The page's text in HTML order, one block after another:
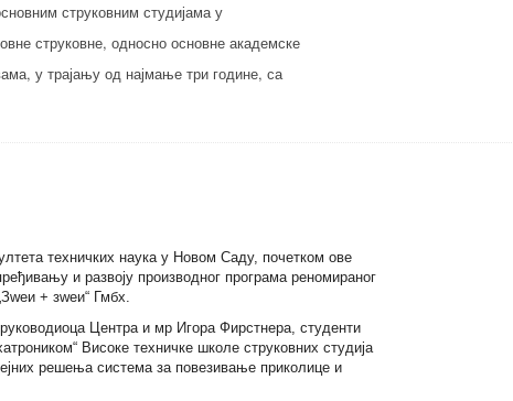
струковним студијама у
струковне, односно основне академске
у трајању од најмање три године, са
техничких наука у Новом Саду, почетком ове
и развоју производног програма реномираног
+ зwеи“ Гмбх.
Центра и мр Игора Фирстнера, студенти
Високе техничке школе струковних студија
решења система за повезивање приколице и